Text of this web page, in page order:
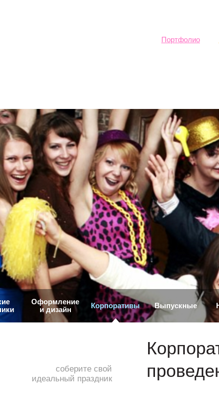
Портфолио
Оформление
и дизайн
Корпоративы Выпускные
соберите свой
идеальный праздник